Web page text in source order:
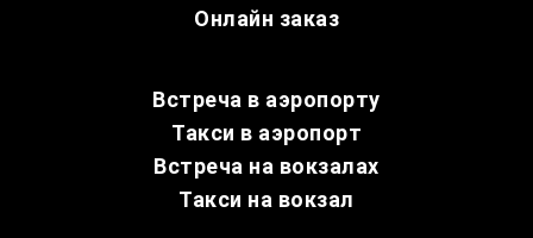
Онлайн заказ
Встреча в аэропорту
Такси в аэропорт
Встреча на вокзалах
Такси на вокзал